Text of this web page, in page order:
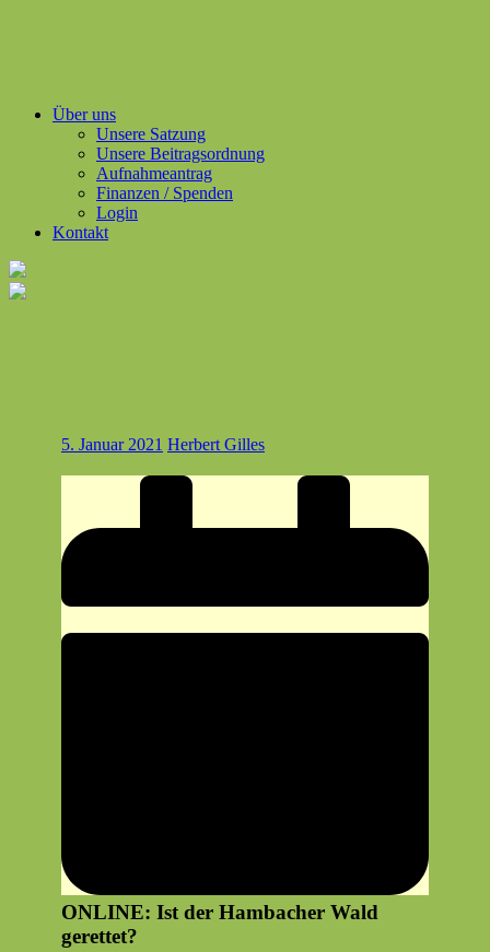
Über uns
Unsere Satzung
Unsere Beitragsordnung
Aufnahmeantrag
Finanzen / Spenden
Login
Kontakt
5. Januar 2021 Herbert Gilles
ONLINE: Ist der Hambacher Wald
gerettet?